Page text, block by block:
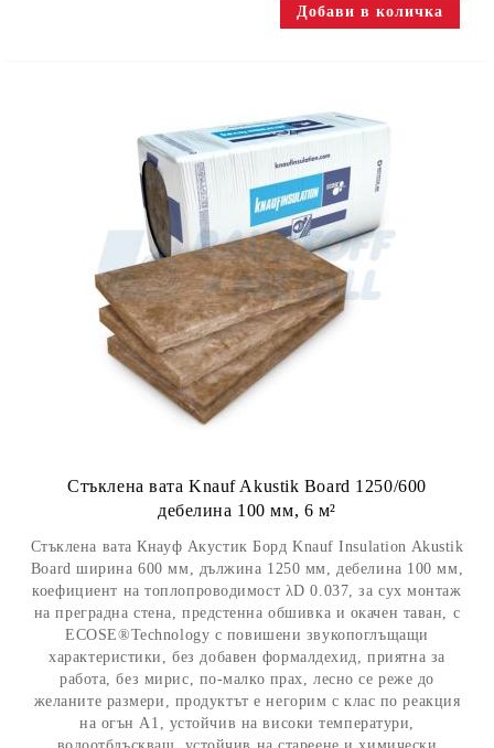
Стъклена вата Knauf Akustik Board 1250/600
дебелина 100 мм, 6 м²
Стъклена вата Кнауф Акустик Борд Knauf Insulation Akustik
Board ширина 600 мм, дължина 1250 мм, дебелина 100 мм,
коефициент на топлопроводимост λD 0.037, за сух монтаж
на преграднa стена, предстенна обшивка и окачен таван, с
ЕCOSE®Technology с повишени звукопоглъщащи
характеристики, без добавен формалдехид, приятна за
работа, без мирис, по-малко прах, лесно се реже до
желаните размери, продуктът е негорим с клас по реакция
на огън А1, устойчив на високи температури,